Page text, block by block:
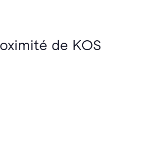
de KOS